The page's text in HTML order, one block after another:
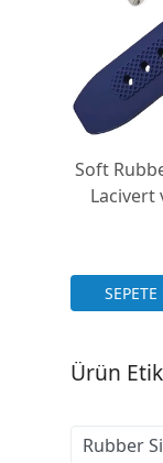
Soft
Lacivert
Ürün
Rubber